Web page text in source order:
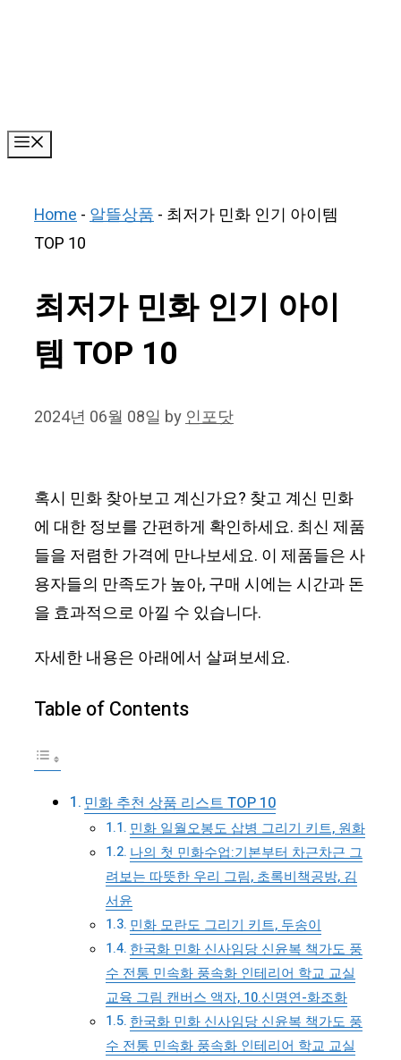
Home-알뜰상품- 최저가 민화 인기 아이템
TOP 10
최저가 민화 인기 아이
템 TOP 10
2024년 06월 08일 by인포닷
혹시 민화 찾아보고 계신가요? 찾고 계신 민화
에 대한 정보를 간편하게 확인하세요. 최신 제품
들을 저렴한 가격에 만나보세요. 이 제품들은 사
용자들의 만족도가 높아, 구매 시에는 시간과 돈
을 효과적으로 아낄 수 있습니다.
자세한 내용은 아래에서 살펴보세요.
Table of Contents
민화 추천 상품 리스트 TOP 10
민화 일월오봉도 삽병 그리기 키트, 원화
나의 첫 민화수업:기본부터 차근차근 그
려보는 따뜻한 우리 그림, 초록비책공방, 김
서윤
민화 모란도 그리기 키트, 두송이
한국화 민화 신사임당 신윤복 책가도 풍
수 전통 민속화 풍속화 인테리어 학교 교실
교육 그림 캔버스 액자, 10.신명연-화조화
한국화 민화 신사임당 신윤복 책가도 풍
수 전통 민속화 풍속화 인테리어 학교 교실